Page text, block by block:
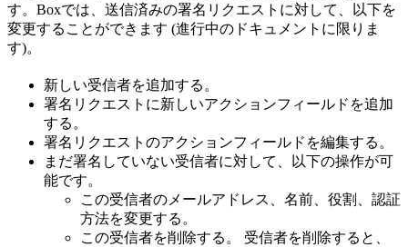
す。Boxでは、送信済みの署名リクエストに対して、以下を
変更することができます (進行中のドキュメントに限りま
す)。
新しい受信者を追加する。
署名リクエストに新しいアクションフィールドを追加
する。
署名リクエストのアクションフィールドを編集する。
まだ署名していない受信者に対して、以下の操作が可
能です。
この受信者のメールアドレス、名前、役割、認証
方法を変更する。
この受信者を削除する。 受信者を削除すると、